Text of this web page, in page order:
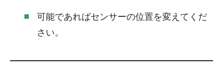
可能であればセンサーの位置を変えてくだ
さい。